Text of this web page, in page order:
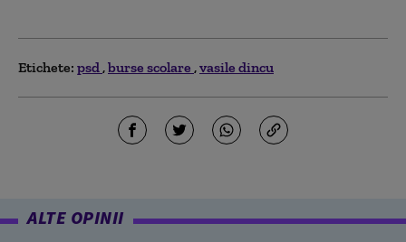
Etichete: psd burse scolare vasile dincu
ALTE OPINII